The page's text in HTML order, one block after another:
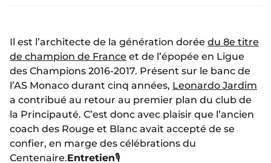
Il est l’architecte de la génération dorée du 8e titre
de champion de France et de l’épopée en Ligue
des Champions 2016-2017. Présent sur le banc de
l’AS Monaco durant cinq années, Leonardo Jardim
a contribué au retour au premier plan du club de
la Principauté. C’est donc avec plaisir que l’ancien
coach des Rouge et Blanc avait accepté de se
confier, en marge des célébrations du
Centenaire.Entretien🎙️